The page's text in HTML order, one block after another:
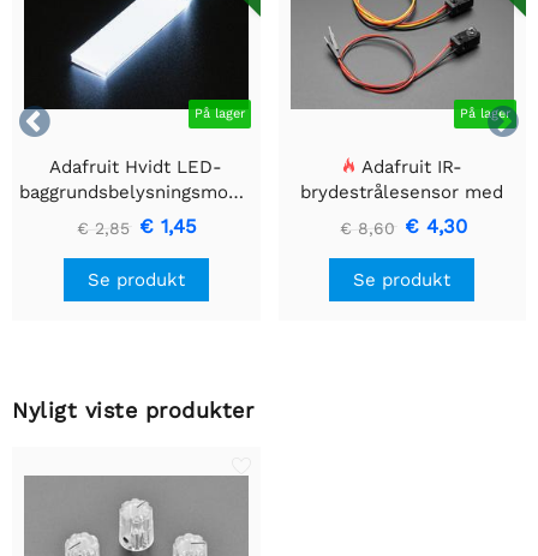

 På lager
Adafruit Hvidt LED-
baggrundsbelysningsmodul
- Lille 12mm x 40mm
€ 2,85 € 1,45
Se produkt
På lager
Adafruit IR-
brydestrålesensor med
premium ledningsstuds -
5 mm LED'er
€ 8,60 € 4,30
Se produkt
Nyligt viste produkter